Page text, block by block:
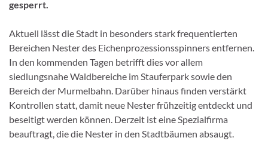
gesperrt.
Aktuell lässt die Stadt in besonders stark frequentierten
Bereichen Nester des Eichenprozessionsspinners entfernen.
In den kommenden Tagen betrifft dies vor allem
siedlungsnahe Waldbereiche im Stauferpark sowie den
Bereich der Murmelbahn. Darüber hinaus finden verstärkt
Kontrollen statt, damit neue Nester frühzeitig entdeckt und
beseitigt werden können. Derzeit ist eine Spezialfirma
beauftragt, die die Nester in den Stadtbäumen absaugt.